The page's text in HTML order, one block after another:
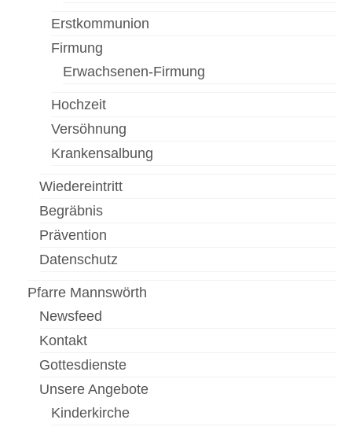
Standorte
Pfarrfriedhof
Menschen
Pfarrcaritas
Firmung
Fastentücher von Max Rauch
Pfarre Zwölfaxing
Kontakt
Menschen in der Pfarre Zwölfaxing
Erstkommunion
Firmung
Erwachsenen-Firmung
Hochzeit
Versöhnung
Krankensalbung
Wiedereintritt
Begräbnis
Prävention
Datenschutz
Pfarre Mannswörth
Newsfeed
Kontakt
Gottesdienste
Unsere Angebote
Kinderkirche